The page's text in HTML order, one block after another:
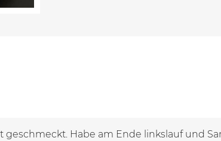
geschmeckt. Habe am Ende linkslauf und